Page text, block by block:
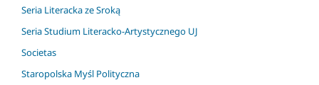
Seria Literacka ze Sroką
Seria Studium Literacko-Artystycznego UJ
Societas
Staropolska Myśl Polityczna